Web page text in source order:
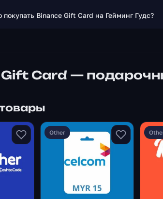
Binance Gift Card на Гейминг Гудс?
Gift Card —
Other